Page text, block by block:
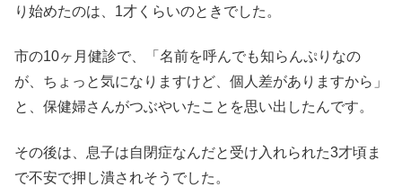
り始めたのは、1才くらいのときでした。
市の10ヶ月健診で、「名前を呼んでも知らんぷりなの
が、ちょっと気になりますけど、個人差がありますから」
と、保健婦さんがつぶやいたことを思い出したんです。
その後は、息子は自閉症なんだと受け入れられた3才頃ま
で不安で押し潰されそうでした。